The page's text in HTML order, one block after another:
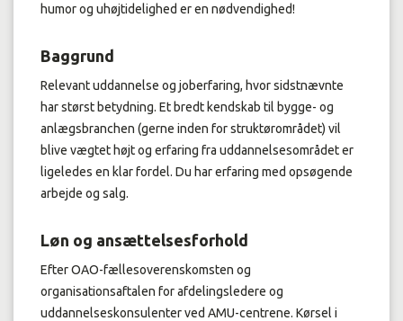
humor og uhøjtidelighed er en nødvendighed!
Baggrund
Relevant uddannelse og joberfaring, hvor sidstnævnte
har størst betydning. Et bredt kendskab til bygge- og
anlægsbranchen (gerne inden for struktørområdet) vil
blive vægtet højt og erfaring fra uddannelsesområdet er
ligeledes en klar fordel. Du har erfaring med opsøgende
arbejde og salg.
Løn og ansættelsesforhold
Efter OAO-fællesoverenskomsten og
organisationsaftalen for afdelingsledere og
uddannelseskonsulenter ved AMU-centrene. Kørsel i